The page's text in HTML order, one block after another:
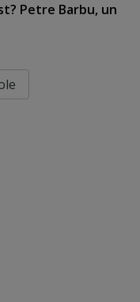
Petre Barbu, un